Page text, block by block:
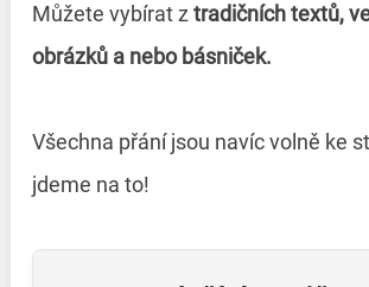
Můžete vybírat z tradičních textů,
obrázků a nebo básniček.
Všechna přání jsou navíc volně ke
jdeme na to!